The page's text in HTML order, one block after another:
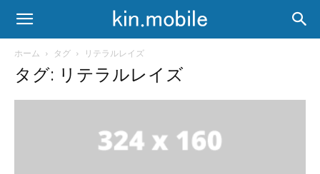
ホーム タグ リテラルレイズ
タグ: リテラルレイズ